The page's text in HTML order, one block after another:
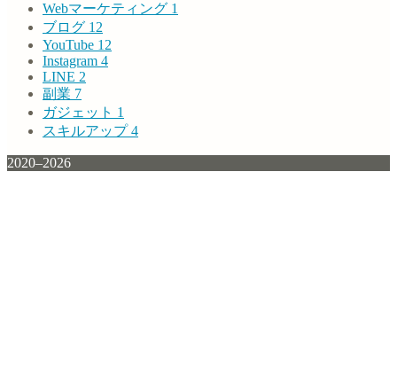
Webマーケティング 1
ブログ 12
YouTube 12
Instagram 4
LINE 2
副業 7
ガジェット 1
スキルアップ4
2020–2026